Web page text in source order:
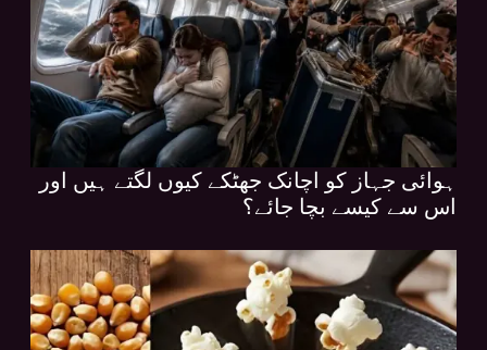
ہوائی جہاز کو اچانک جھٹکے کیوں لگتے ہیں اور
اس سے کیسے بچا جائے؟